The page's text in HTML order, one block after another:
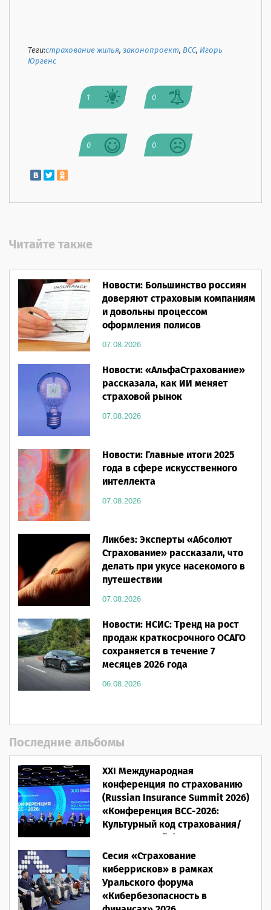
Теги:страхование жилья,законопроект, ВСС, Игорь
Юргенс
1 0
0 0
Читайте также
Новости: Большинство россиян
доверяют страховым компаниям
и довольны процессом
оформления полисов
07.08.2026
Новости: «АльфаСтрахование»
рассказала, как ИИ меняет
страховой рынок
07.08.2026
Новости: Главные итоги 2025
года в сфере искусственного
интеллекта
07.08.2026
Ликбез: Эксперты «Абсолют
Страхование» рассказали, что
делать при укусе насекомого в
путешествии
07.08.2026
Новости: НСИС: Тренд на рост
продаж краткосрочного ОСАГО
сохраняется в течение 7
месяцев 2026 года
06.08.2026
Последние альбомы
XXI Международная
конференция по страхованию
(Russian Insurance Summit 2026)
«Конференция ВСС-2026:
Культурный код страхования/
Человеческий фактор»
28.05.2026
Сесия «Страхование
киберрисков» в рамках
Уральского форума
«Кибербезопасность в